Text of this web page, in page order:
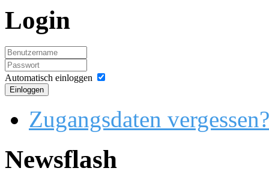
Login
Automatisch einloggen
Einloggen
Zugangsdaten vergessen?
Newsflash